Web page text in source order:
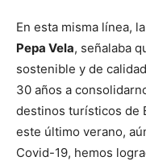
En esta misma línea,
Pepa Vela, señalaba
sostenible y de
30 años a
destinos turísticos de
este último verano,
Covid-19, hemos